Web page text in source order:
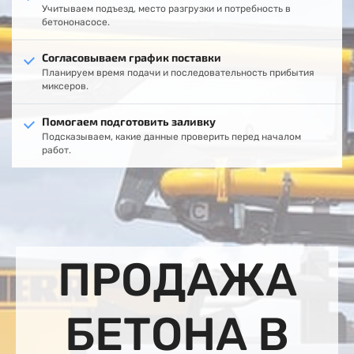
Учитываем подъезд, место разгрузки и потребность в
бетононасосе.
Согласовываем график поставки
Планируем время подачи и последовательность прибытия
миксеров.
Помогаем подготовить заливку
Подсказываем, какие данные проверить перед началом
работ.
ПРОДАЖА
БЕТОНА В